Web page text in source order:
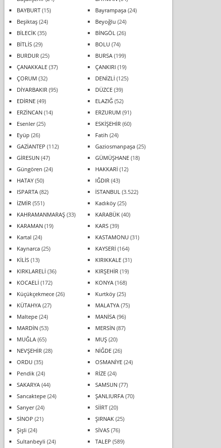
BAYBURT(15) Bayrampaşa(24)
Beşiktaş(24) Beyoğlu (24)
BİLECİK(35) BİNGÖL (26)
BİTLİS(29) BOLU (74)
BURDUR (25) BURSA(199)
ÇANAKKALE(37) ÇANKIRI (19)
ÇORUM (32) DENİZLİ (125)
DİYARBAKIR (95) DÜZCE(39)
EDİRNE(49) ELAZIĞ(52)
ERZİNCAN(14) ERZURUM (91)
Esenler(25) ESKİŞEHİR (60)
Eyüp (26) Fatih (24)
GAZİANTEP (112) Gaziosmanpaşa(25)
GİRESUN(47) GÜMÜŞHANE(18)
Güngören (24) HAKKARİ (12)
HATAY(50) IĞDIR (43)
ISPARTA(82) İSTANBUL (3.522)
İZMİR (551) Kadıköy(25)
KAHRAMANMARAŞ(33) KARABÜK(40)
KARAMAN(19) KARS(39)
Kartal (24) KASTAMONU (31)
Kaynarca(25) KAYSERİ (164)
KİLİS(13) KIRIKKALE(31)
KIRKLARELİ (36) KIRŞEHİR (19)
KOCAELİ (172) KONYA(168)
Küçükçekmece(26) Kurtköy(25)
KÜTAHYA(27) MALATYA(75)
Maltepe(24) MANİSA(96)
MARDİN(53) MERSİN(87)
MUĞLA(65) MUŞ(20)
NEVŞEHİR (28) NİĞDE(26)
ORDU (35) OSMANİYE(24)
Pendik(24) RİZE(24)
SAKARYA(44) SAMSUN(77)
Sancaktepe(24) ŞANLIURFA(70)
Sarıyer(24) SİİRT(20)
SİNOP (21) ŞIRNAK(25)
Şişli (24) SİVAS(76)
Sultanbeyli (24) TALEP (589)